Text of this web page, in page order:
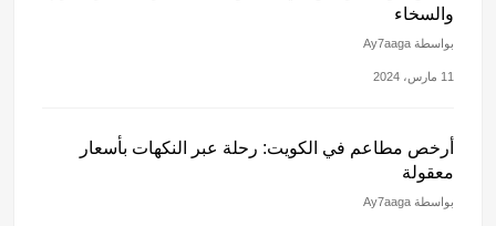
والسخاء
بواسطة Ay7aaga
11 مارس، 2024
أرخص مطاعم في الكويت: رحلة عبر النكهات بأسعار
معقولة
بواسطة Ay7aaga